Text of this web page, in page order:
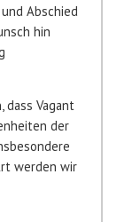
Abschied
hin
dass Vagant
der
werden wir